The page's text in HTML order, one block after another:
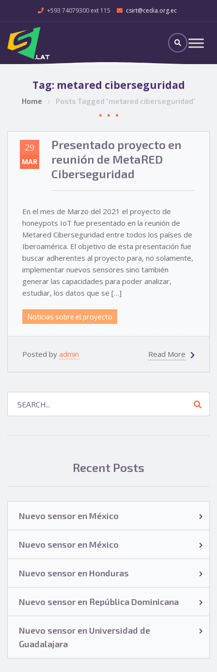
+593 74079300 ext 115 csirt@cedia.org.ec
Tag: metared ciberseguridad
Home Posts Tagged "metared ciberseguridad"
29
MAR
Presentado proyecto en
reunión de MetaRED
Ciberseguridad
En el mes de Marzo del 2021 el proyecto de
honeypots IoT fue presentado en la reunión de
Metared Ciberseguridad entre todos los países de
Iberoamérica. El objetivo de esta presentación fue
buscar adherentes al proyecto para, no solamente,
implementar nuevos sensores sino también
generar las capacidades para poder analizar,
estudiar, los datos que se […]
Noticias sobre el proyecto
Posted by admin Read More
Recent Posts
Nuevo sensor en México
Nuevo sensor en México
Nuevo sensor en Honduras
Nuevo sensor en República Dominicana
Nuevo sensor en Universidad de
Guadalajara